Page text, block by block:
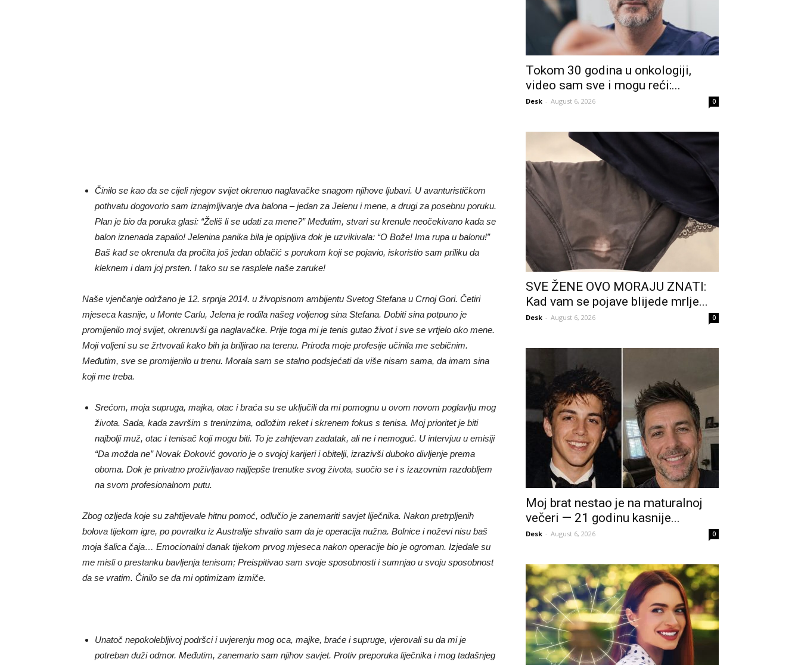
Činilo se kao da se cijeli njegov svijet okrenuo naglavačke snagom njihove ljubavi. U avanturističkom
pothvatu dogovorio sam iznajmljivanje dva balona – jedan za Jelenu i mene, a drugi za posebnu poruku.
Plan je bio da poruka glasi: “Želiš li se udati za mene?” Međutim, stvari su krenule neočekivano kada se
balon iznenada zapalio! Jelenina panika bila je opipljiva dok je uzvikivala: “O Bože! Ima rupa u balonu!”
Baš kad se okrenula da pročita još jedan oblačić s porukom koji se pojavio, iskoristio sam priliku da
kleknem i dam joj prsten. I tako su se rasplele naše zaruke!
Naše vjenčanje održano je 12. srpnja 2014. u živopisnom ambijentu Svetog Stefana u Crnoj Gori. Četiri
mjeseca kasnije, u Monte Carlu, Jelena je rodila našeg voljenog sina Stefana. Dobiti sina potpuno je
promijenilo moj svijet, okrenuvši ga naglavačke. Prije toga mi je tenis gutao život i sve se vrtjelo oko mene.
Moji voljeni su se žrtvovali kako bih ja briljirao na terenu. Priroda moje profesije učinila me sebičnim.
Međutim, sve se promijenilo u trenu. Morala sam se stalno podsjećati da više nisam sama, da imam sina
koji me treba.
Srećom, moja supruga, majka, otac i braća su se uključili da mi pomognu u ovom novom poglavlju mog
života. Sada, kada završim s treninzima, odložim reket i skrenem fokus s tenisa. Moj prioritet je biti
najbolji muž, otac i tenisač koji mogu biti. To je zahtjevan zadatak, ali ne i nemoguć. U intervjuu u emisiji
“Da možda ne” Novak Đoković govorio je o svojoj karijeri i obitelji, izrazivši duboko divljenje prema
oboma. Dok je privatno proživljavao najljepše trenutke svog života, suočio se i s izazovnim razdobljem
na svom profesionalnom putu.
Zbog ozljeda koje su zahtijevale hitnu pomoć, odlučio je zanemariti savjet liječnika. Nakon pretrpljenih
bolova tijekom igre, po povratku iz Australije shvatio sam da je operacija nužna. Bolnice i noževi nisu baš
moja šalica čaja… Emocionalni danak tijekom prvog mjeseca nakon operacije bio je ogroman. Izjedale su
me misli o prestanku bavljenja tenisom; Preispitivao sam svoje sposobnosti i sumnjao u svoju sposobnost
da se vratim. Činilo se da mi optimizam izmiče.
Unatoč nepokolebljivoj podršci i uvjerenju mog oca, majke, braće i supruge, vjerovali su da mi je
potreban duži odmor. Međutim, zanemario sam njihov savjet. Protiv preporuka liječnika i mog tadašnjeg
Tokom 30 godina u onkologiji,
video sam sve i mogu reći:...
Desk - August 6, 2026 0
SVE ŽENE OVO MORAJU ZNATI:
Kad vam se pojave blijede mrlje...
Desk - August 6, 2026 0
Moj brat nestao je na maturalnoj
večeri — 21 godinu kasnije...
Desk - August 6, 2026 0